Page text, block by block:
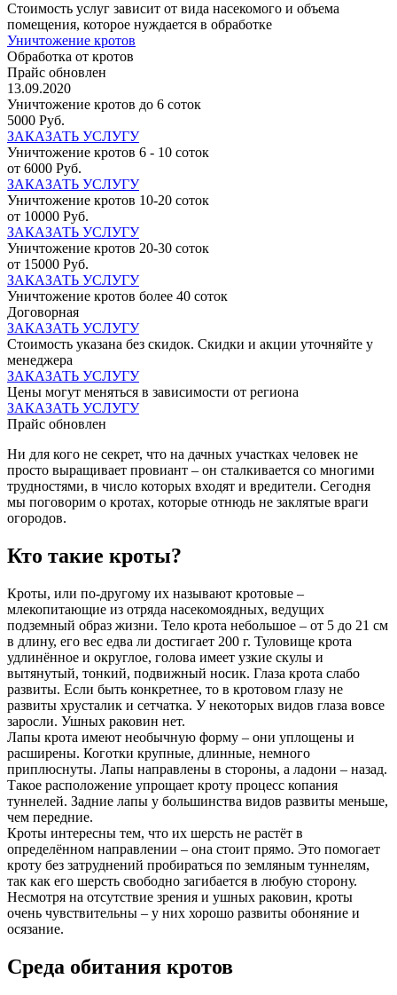
Стоимость услуг зависит от вида насекомого и объема
помещения, которое нуждается в обработке
Уничтожение кротов
Обработка от кротов
Прайс обновлен
13.09.2020
Уничтожение кротов до 6 соток
5000 Руб.
ЗАКАЗАТЬ УСЛУГУ
Уничтожение кротов 6 - 10 соток
от 6000 Руб.
ЗАКАЗАТЬ УСЛУГУ
Уничтожение кротов 10-20 соток
от 10000 Руб.
ЗАКАЗАТЬ УСЛУГУ
Уничтожение кротов 20-30 соток
от 15000 Руб.
ЗАКАЗАТЬ УСЛУГУ
Уничтожение кротов более 40 соток
Договорная
ЗАКАЗАТЬ УСЛУГУ
Стоимость указана без скидок. Скидки и акции уточняйте у
менеджера
ЗАКАЗАТЬ УСЛУГУ
Цены могут меняться в зависимости от региона
ЗАКАЗАТЬ УСЛУГУ
Прайс обновлен
Ни для кого не секрет, что на дачных участках человек не
просто выращивает провиант – он сталкивается со многими
трудностями, в число которых входят и вредители. Сегодня
мы поговорим о кротах, которые отнюдь не заклятые враги
огородов.
Кто такие кроты?
Кроты, или по-другому их называют кротовые –
млекопитающие из отряда насекомоядных, ведущих
подземный образ жизни. Тело крота небольшое – от 5 до 21 см
в длину, его вес едва ли достигает 200 г. Туловище крота
удлинённое и округлое, голова имеет узкие скулы и
вытянутый, тонкий, подвижный носик. Глаза крота слабо
развиты. Если быть конкретнее, то в кротовом глазу не
развиты хрусталик и сетчатка. У некоторых видов глаза вовсе
заросли. Ушных раковин нет.
Лапы крота имеют необычную форму – они уплощены и
расширены. Коготки крупные, длинные, немного
приплюснуты. Лапы направлены в стороны, а ладони – назад.
Такое расположение упрощает кроту процесс копания
туннелей. Задние лапы у большинства видов развиты меньше,
чем передние.
Кроты интересны тем, что их шерсть не растёт в
определённом направлении – она стоит прямо. Это помогает
кроту без затруднений пробираться по земляным туннелям,
так как его шерсть свободно загибается в любую сторону.
Несмотря на отсутствие зрения и ушных раковин, кроты
очень чувствительны – у них хорошо развиты обоняние и
осязание.
Среда обитания кротов